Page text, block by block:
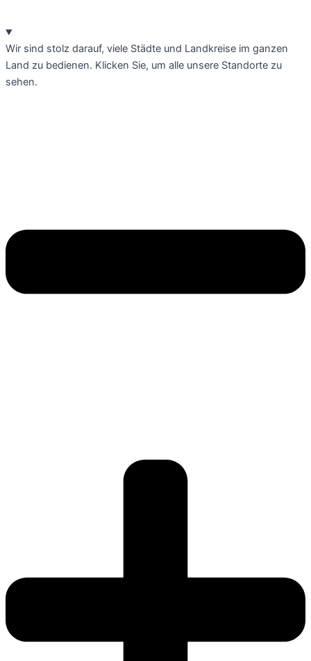
Wir sind stolz darauf, viele Städte und Landkreise im ganzen
Land zu bedienen. Klicken Sie, um alle unsere Standorte zu
sehen.